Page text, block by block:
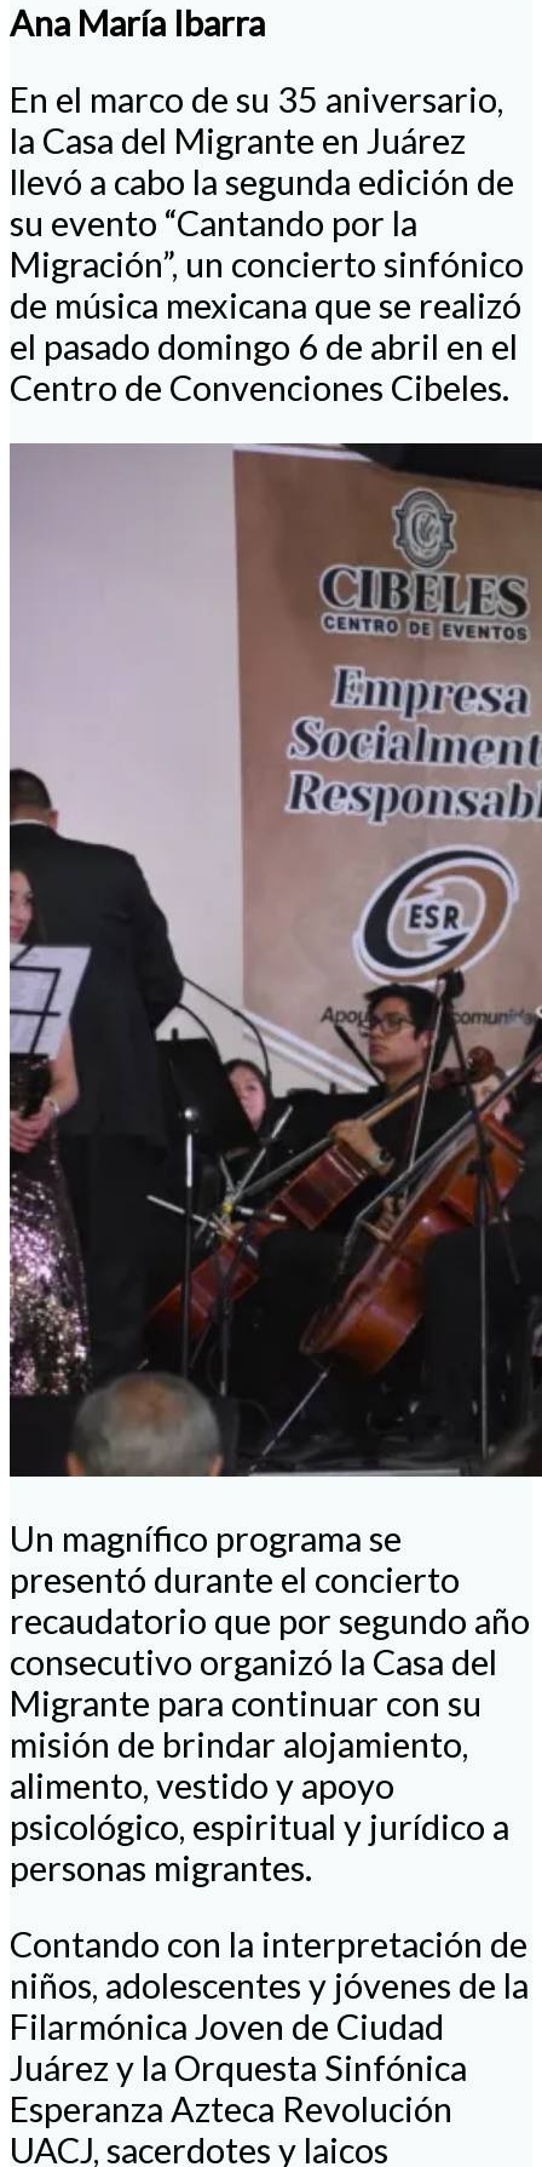
Ana María Ibarra
En el marco de su 35 aniversario,
la Casa del Migrante en Juárez
llevó a cabo la segunda edición de
su evento “Cantando por la
Migración”, un concierto sinfónico
de música mexicana que se realizó
el pasado domingo 6 de abril en el
Centro de Convenciones Cibeles.
Un magnífico programa se
presentó durante el concierto
recaudatorio que por segundo año
consecutivo organizó la Casa del
Migrante para continuar con su
misión de brindar alojamiento,
alimento, vestido y apoyo
psicológico, espiritual y jurídico a
personas migrantes.
Contando con la interpretación de
niños, adolescentes y jóvenes de la
Filarmónica Joven de Ciudad
Juárez y la Orquesta Sinfónica
Esperanza Azteca Revolución
UACJ, sacerdotes y laicos